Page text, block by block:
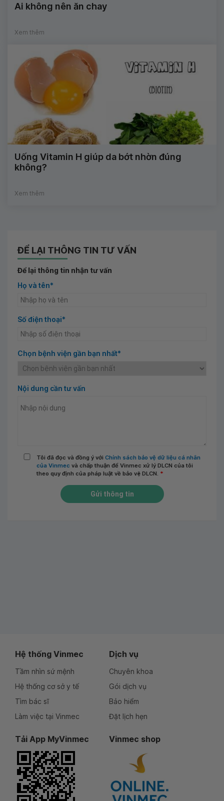
Ai không nên ăn chay
Xem thêm
Uống Vitamin H giúp da bớt nhờn đúng
không?
Xem thêm
ĐỂ LẠI THÔNG TIN TƯ VẤN
Để lại thông tin nhận tư vấn
Họ và tên*
Số điện thoại*
Chọn bệnh viện gần bạn nhất*
Nội dung cần tư vấn
Tôi đã đọc và đồng ý với Chính sách bảo vệ dữ liệu cá nhân
của Vinmec và chấp thuận để Vinmec xử lý DLCN của tôi
theo quy định của pháp luật về bảo vệ DLCN. *
Gửi thông tin
Hệ thống Vinmec
Tầm nhìn sứ mệnh
Hệ thống cơ sở y tế
Tìm bác sĩ
Làm việc tại Vinmec
Dịch vụ
Chuyên khoa
Gói dịch vụ
Bảo hiểm
Đặt lịch hẹn
Tải App MyVinmec Vinmec shop